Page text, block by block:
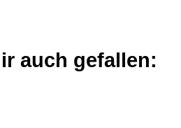
auch gefallen: